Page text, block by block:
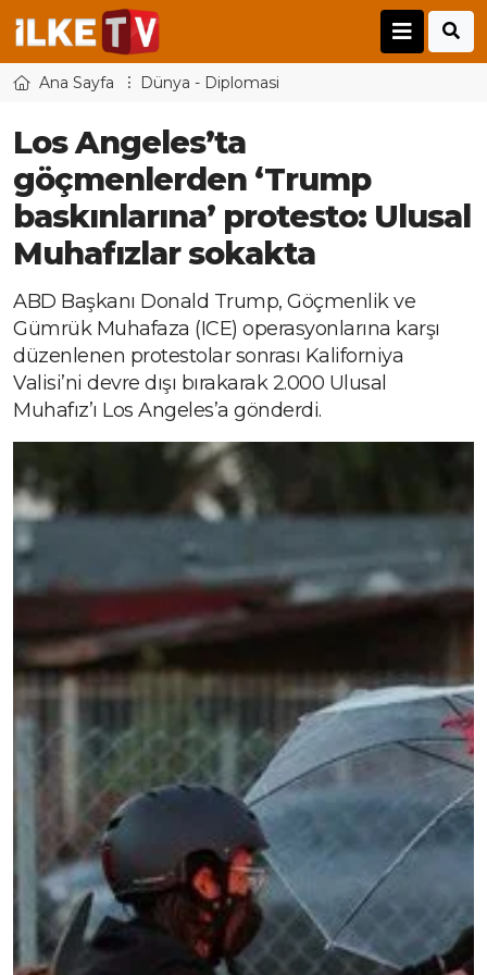
Ana Sayfa Dünya - Diplomasi
Los Angeles’ta
göçmenlerden ‘Trump
baskınlarına’ protesto: Ulusal
Muhafızlar sokakta
ABD Başkanı Donald Trump, Göçmenlik ve
Gümrük Muhafaza (ICE) operasyonlarına karşı
düzenlenen protestolar sonrası Kaliforniya
Valisi’ni devre dışı bırakarak 2.000 Ulusal
Muhafız’ı Los Angeles’a gönderdi.